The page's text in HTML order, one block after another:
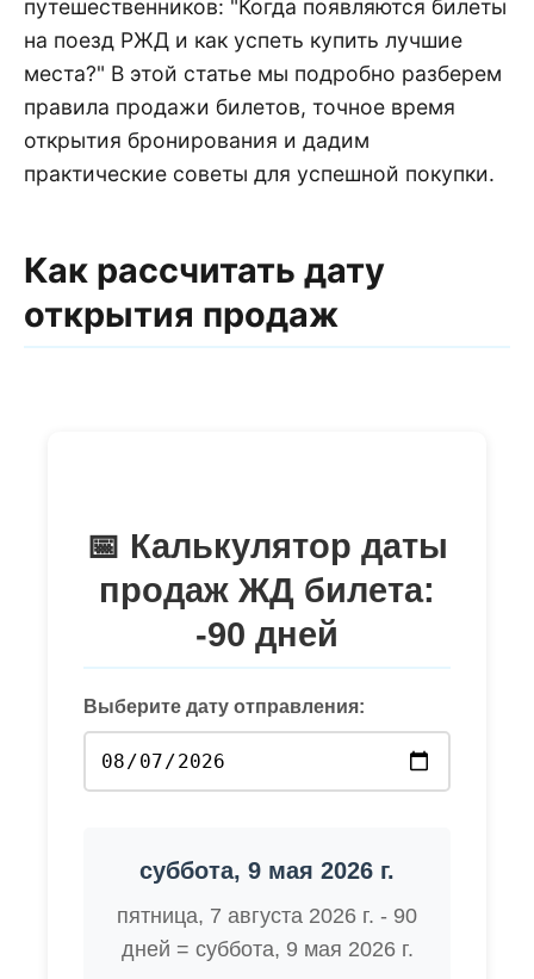
путешественников: "Когда появляются билеты
на поезд РЖД и как успеть купить лучшие
места?" В этой статье мы подробно разберем
правила продажи билетов, точное время
открытия бронирования и дадим
практические советы для успешной покупки.
Как рассчитать дату
открытия продаж
📅 Калькулятор даты
продаж ЖД билета:
-90 дней
Выберите дату отправления:
суббота, 9 мая 2026 г.
пятница, 7 августа 2026 г. - 90
дней = суббота, 9 мая 2026 г.